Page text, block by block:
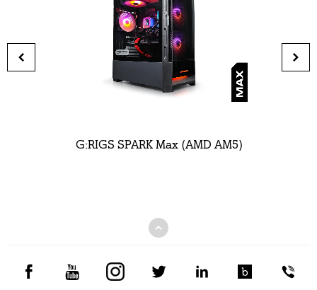
G:RIGS SPARK Max (AMD AM5)